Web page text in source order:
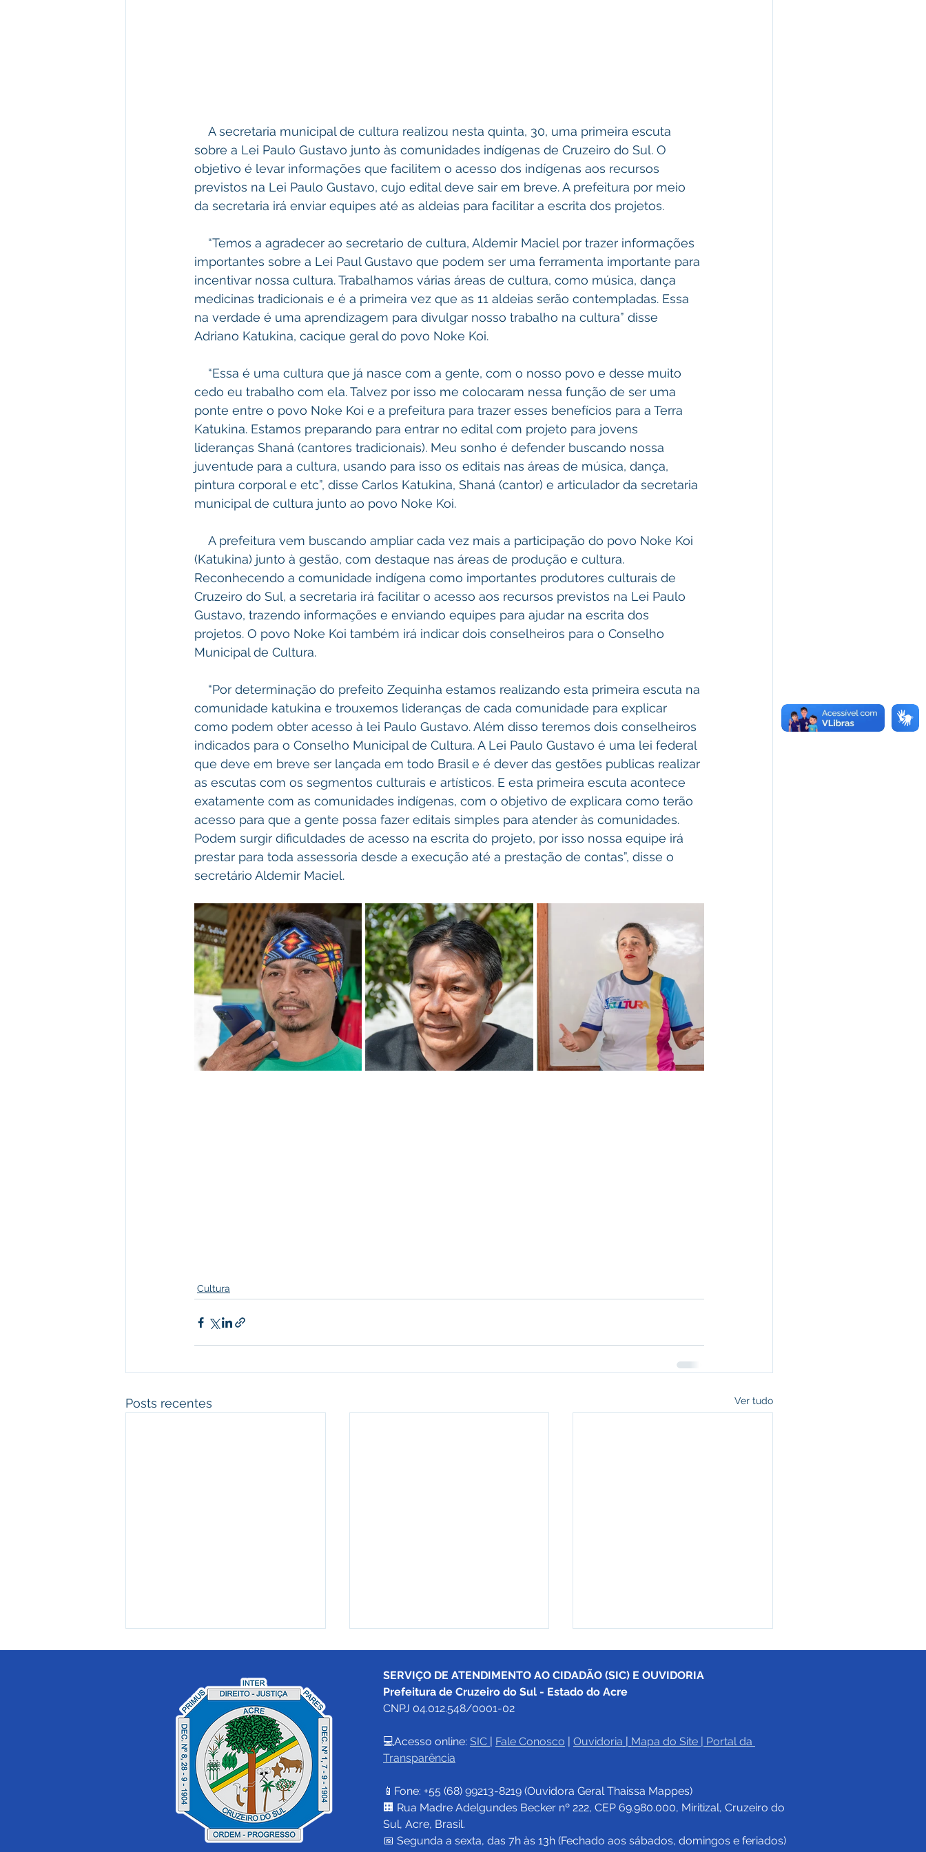
sobre a Lei Paulo Gustavo junto às comunidades indígenas de Cruzeiro do Sul. O
objetivo é levar informações que facilitem o acesso dos indígenas aos recursos
previstos na Lei Paulo Gustavo, cujo edital deve sair em breve. A prefeitura por meio
da secretaria irá enviar equipes até as aldeias para facilitar a escrita dos projetos.
importantes sobre a Lei Paul Gustavo que podem ser uma ferramenta importante para
incentivar nossa cultura. Trabalhamos várias áreas de cultura, como música, dança
medicinas tradicionais e é a primeira vez que as 11 aldeias serão contempladas. Essa
na verdade é uma aprendizagem para divulgar nosso trabalho na cultura” disse
Adriano Katukina, cacique geral do povo Noke Koi.
cedo eu trabalho com ela. Talvez por isso me colocaram nessa função de ser uma
ponte entre o povo Noke Koi e a prefeitura para trazer esses benefícios para a Terra
Katukina. Estamos preparando para entrar no edital com projeto para jovens
lideranças Shaná (cantores tradicionais). Meu sonho é defender buscando nossa
juventude para a cultura, usando para isso os editais nas áreas de música, dança,
pintura corporal e etc”, disse Carlos Katukina, Shaná (cantor) e articulador da secretaria
municipal de cultura junto ao povo Noke Koi.
(Katukina) junto à gestão, com destaque nas áreas de produção e cultura.
Reconhecendo a comunidade indígena como importantes produtores culturais de
Cruzeiro do Sul, a secretaria irá facilitar o acesso aos recursos previstos na Lei Paulo
Gustavo, trazendo informações e enviando equipes para ajudar na escrita dos
projetos. O povo Noke Koi também irá indicar dois conselheiros para o Conselho
Municipal de Cultura.
comunidade katukina e trouxemos lideranças de cada comunidade para explicar
como podem obter acesso à lei Paulo Gustavo. Além disso teremos dois conselheiros
indicados para o Conselho Municipal de Cultura. A Lei Paulo Gustavo é uma lei federal
que deve em breve ser lançada em todo Brasil e é dever das gestões publicas realizar
as escutas com os segmentos culturais e artísticos. E esta primeira escuta acontece
exatamente com as comunidades indígenas, com o objetivo de explicara como terão
acesso para que a gente possa fazer editais simples para atender às comunidades.
Podem surgir dificuldades de acesso na escrita do projeto, por isso nossa equipe irá
prestar para toda assessoria desde a execução até a prestação de contas”, disse o
secretário Aldemir Maciel.
Cultura
Posts recentes Ver tudo
Festival da Farinha de
Cruzeiro do Sul terá mais
de 150 expositores e
participação de artistas
nacionais e locais
Prefeitura de Cruzeiro do
Lei Aldir Blanc 2026 e
garante investimento de R$
680 mil em projetos
culturais
longa-metragem que
destaca integração entre
SERVIÇO DE ATENDIMENTO AO CIDADÃO (SIC) E OUVIDORIA
Prefeitura de Cruzeiro do Sul - Estado do Acre
CNPJ 04.012.548/0001-02
💻Acesso online: SIC | Fale Conosco | Ouvidoria | Mapa do Site | Portal da
Transparência
📱Fone: +55 (68) 99213-8219 (Ouvidora Geral Thaissa Mappes)
🏢 Rua Madre Adelgundes Becker nº 222, CEP 69.980.000, Miritizal, Cruzeiro do
Sul, Acre, Brasil.
📅 Segunda a sexta, das 7h às 13h (Fechado aos sábados, domingos e feriados)